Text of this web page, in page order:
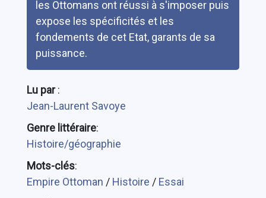
les Ottomans ont réussi à s'imposer puis
expose les spécificités et les
fondements de cet Etat, garants de sa
puissance.
Lu par:
Jean-Laurent Savoye
Genre littéraire:
Histoire/géographie
Mots-clés:
Empire Ottoman / Histoire / Essai